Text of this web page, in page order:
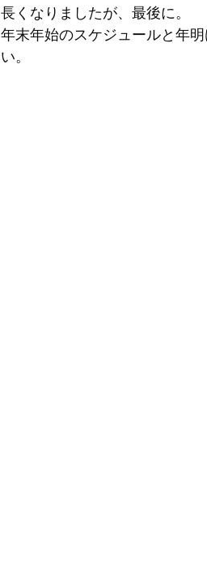
長くなりましたが、最後に。
年末年始のスケジュールと年
い。